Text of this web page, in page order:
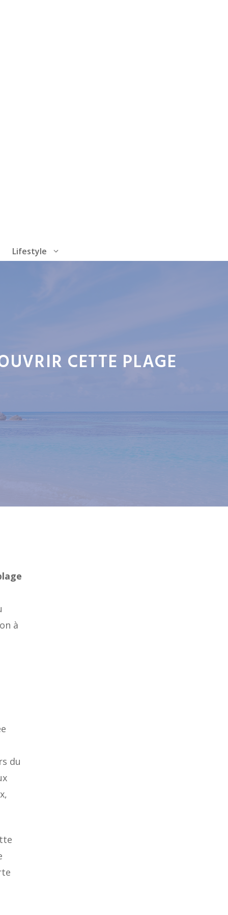
Lifestyle
CETTE PLAGE
à
du